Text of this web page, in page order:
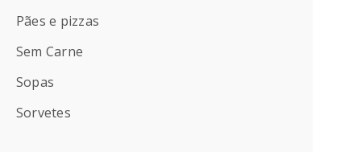
Pães e pizzas
Sem Carne
Sopas
Sorvetes